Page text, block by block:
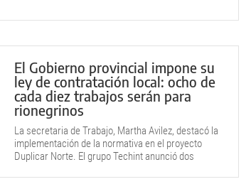
El Gobierno provincial impone su
ley de contratación local: ocho de
cada diez trabajos serán para
rionegrinos
La secretaria de Trabajo, Martha Avilez, destacó la
implementación de la normativa en el proyecto
Duplicar Norte. El grupo Techint anunció dos